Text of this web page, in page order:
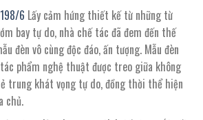
6 Lấy cảm hứng thiết kế từ những từ
bay tự do, nhà chế tác đã đem đến thế
đèn vô cùng độc đáo, ấn tượng. Mẫu đèn
phẩm nghệ thuật được treo giữa không
trung khát vọng tự do, đồng thời thể hiện
chủ.